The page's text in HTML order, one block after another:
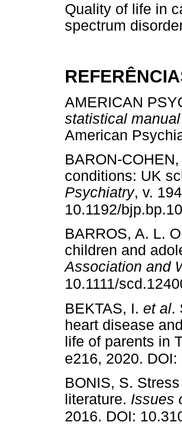
Quality of life in
spectrum
AMERICAN
statistical
American
BARON-COHEN,
conditions: UK
Psychiatry, v.
10.1192/
BARROS, A. L.
children and
Association and
10.1111/
BEKTAS, I. et al.
heart disease
life of parents in
e216, 2020.
BONIS, S.
literature. Issues
2016. DOI: